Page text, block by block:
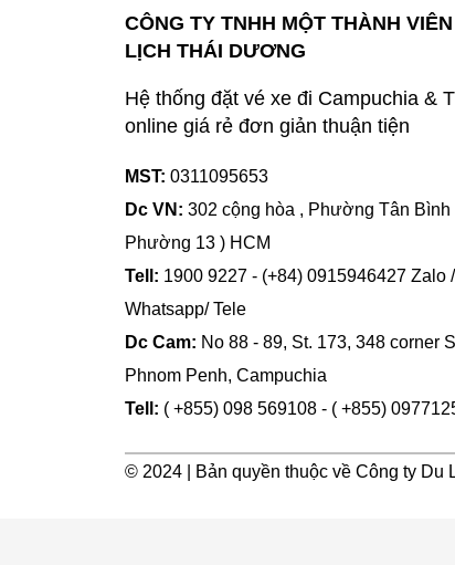
CÔNG TY TNHH MỘT THÀNH
LỊCH THÁI DƯƠNG
Hệ thống đặt vé xe đi Campuchia &
online giá rẻ đơn giản thuận tiện
MST: 0311095653
Dc VN: 302 cộng hòa , Phường Tân Bình
Phường 13 ) HCM
Tell: 1900 9227 - (+84) 0915946427 Zalo /
Whatsapp/ Tele
Dc Cam: No 88 - 89, St. 173, 348 corner
Phnom Penh, Campuchia
Tell: ( +855) 098 569108 - ( +855)
© 2024 | Bản quyền thuộc về Công ty